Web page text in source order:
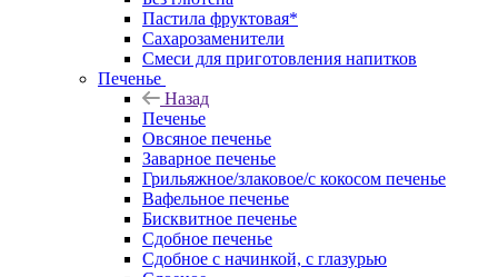
Пастила фруктовая*
Сахарозаменители
Смеси для приготовления напитков
Печенье
Назад
Печенье
Овсяное печенье
Заварное печенье
Грильяжное/злаковое/с кокосом печенье
Вафельное печенье
Бисквитное печенье
Сдобное печенье
Сдобное с начинкой, с глазурью